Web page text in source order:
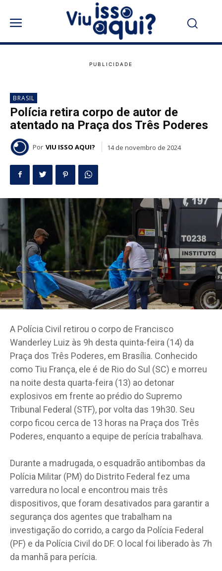
BRASIL
Polícia retira corpo de autor de
atentado na Praça dos Três Poderes
Por VIU ISSO AQUI? 14 de novembro de 2024
A Polícia Civil retirou o corpo de Francisco
Wanderley Luiz às 9h desta quinta-feira (14) da
Praça dos Três Poderes, em Brasília. Conhecido
como Tiu França, ele é de Rio do Sul (SC) e morreu
na noite desta quarta-feira (13) ao detonar
explosivos em frente ao prédio do Supremo
Tribunal Federal (STF), por volta das 19h30. Seu
corpo ficou cerca de 13 horas na Praça dos Três
Poderes, enquanto a equipe de perícia trabalhava.
Durante a madrugada, o esquadrão antibombas da
Polícia Militar (PM) do Distrito Federal fez uma
varredura no local e encontrou mais três
dispositivos, que foram desativados para garantir a
segurança dos agentes que trabalham na
investigação do corrido, a cargo da Polícia Federal
(PF) e da Polícia Civil do DF. O local foi liberado às 7h
da manhã para perícia.